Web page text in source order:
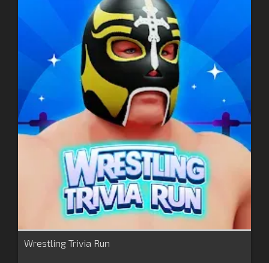
Wrestling Trivia Run